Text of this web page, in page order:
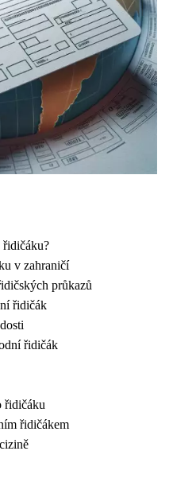
řidičáku?
v zahraničí
průkazů
řidičák
řidičák
řidičáku
řidičákem